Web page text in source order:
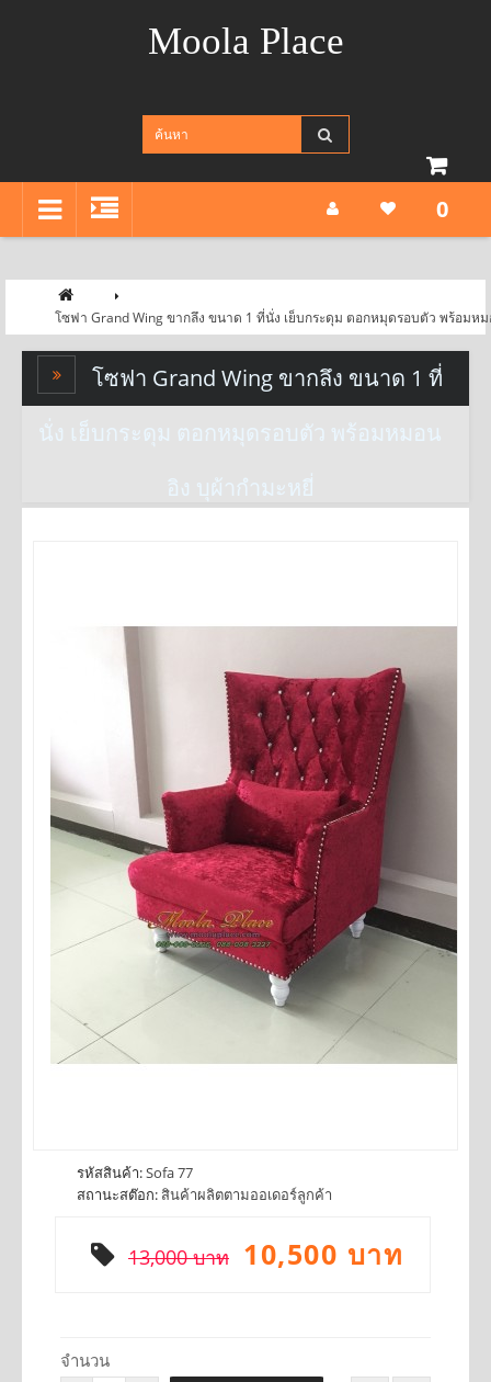
Moola Place
0
โซฟา Grand Wing ขากลึง ขนาด 1 ที่นั่ง เย็บกระดุม ตอกหมุดรอบตัว พร้อมห
โซฟา Grand Wing ขากลึง ขนาด 1 ที่
นั่ง เย็บกระดุม ตอกหมุดรอบตัว พร้อมหมอน
อิง บุผ้ากำมะหยี่
รหัสสินค้า:Sofa 77
สถานะสต๊อก: สินค้าผลิตตามออเดอร์ลูกค้า
13,000 บาท 10,500 บาท
จำนวน